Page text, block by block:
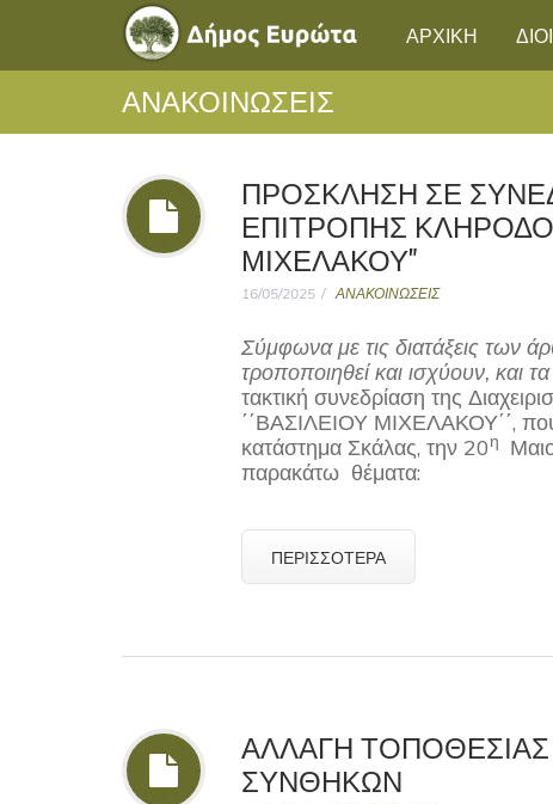
ΑΡΧΙΚΗ
ΑΝΑΚΟΙΝΩΣΕΙΣ
ΠΡΟΣΚΛΗΣΗ ΣΕ
ΕΠΙΤΡΟΠΗΣ
ΜΙΧΕΛΑΚΟΥ"
16/05/2025 ΑΝΑΚΟΙΝΩΣΕΙΣ
Σύμφωνα με τις διατάξεις των
τροποποιηθεί και ισχύουν,
τακτική συνεδρίαση της
΄΄ΒΑΣΙΛΕΙΟΥ ΜΙΧΕΛΑΚΟΥ΄΄,
κατάστημα Σκάλας, την 20η
παρακάτω θέματα:
ΠΕΡΙΣΣΌΤΕΡΑ
ΑΛΛΑΓΉ
ΣΥΝΘΗΚΏΝ